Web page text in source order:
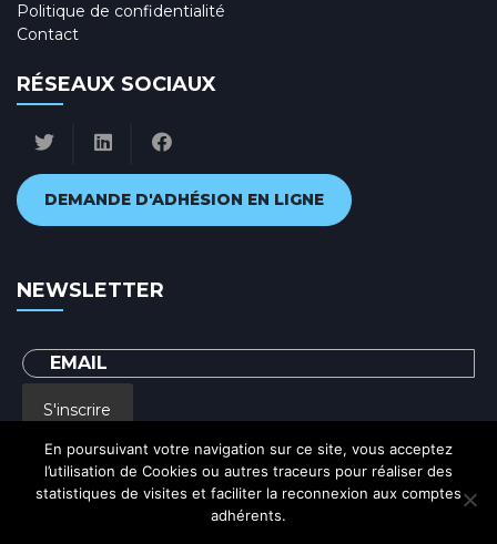
Politique de confidentialité
Contact
RÉSEAUX SOCIAUX
DEMANDE D'ADHÉSION EN LIGNE
NEWSLETTER
S'inscrire
En renseignant votre adresse email, vous acceptez de recevoir par courrier
electronique notre lettre d'information et vous prenez connaissance de notre
En poursuivant votre navigation sur ce site, vous acceptez
l’utilisation de Cookies ou autres traceurs pour réaliser des
statistiques de visites et faciliter la reconnexion aux comptes
adhérents.